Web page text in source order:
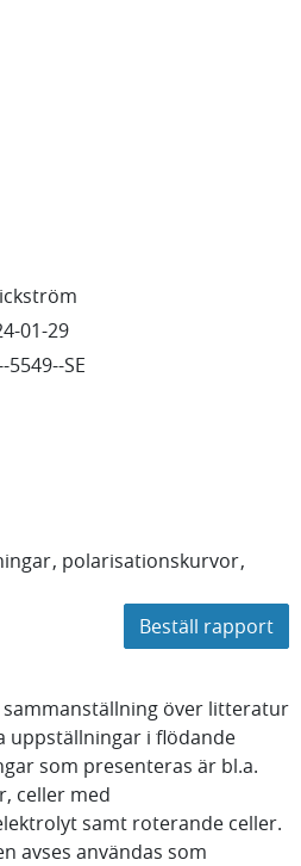
01-29
5549--SE
polarisationskurvor
Beställ rapport
över litteratur
uppställningar i flödande
som presenteras är bl.a.
celler med
samt roterande celler.
avses användas som